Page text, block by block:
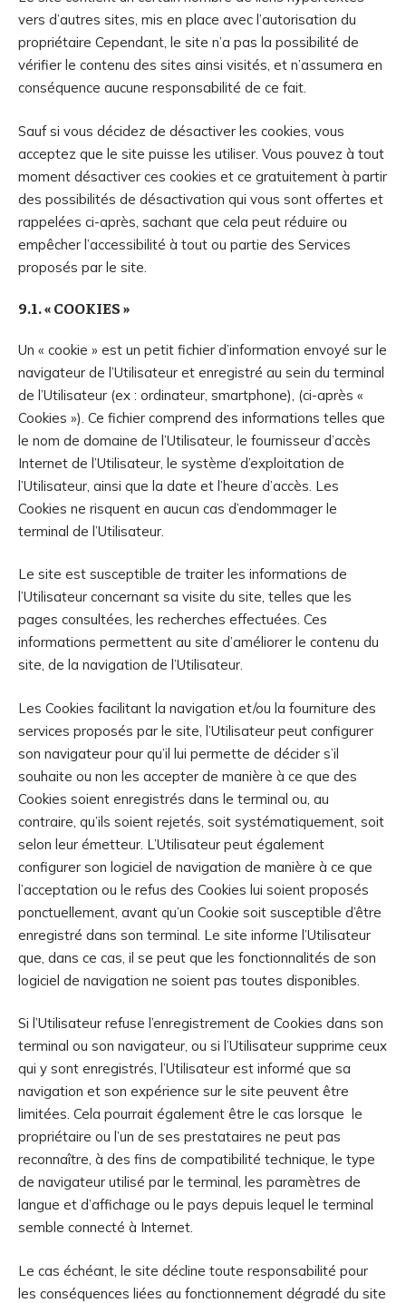
vers d’autres sites, mis en place avec l’autorisation du
propriétaire Cependant, le site n’a pas la possibilité de
vérifier le contenu des sites ainsi visités, et n’assumera en
conséquence aucune responsabilité de ce fait.
Sauf si vous décidez de désactiver les cookies, vous
acceptez que le site puisse les utiliser. Vous pouvez à tout
moment désactiver ces cookies et ce gratuitement à partir
des possibilités de désactivation qui vous sont offertes et
rappelées ci-après, sachant que cela peut réduire ou
empêcher l’accessibilité à tout ou partie des Services
proposés par le site.
9.1. « COOKIES »
Un « cookie » est un petit fichier d’information envoyé sur le
navigateur de l’Utilisateur et enregistré au sein du terminal
de l’Utilisateur (ex : ordinateur, smartphone), (ci-après «
Cookies »). Ce fichier comprend des informations telles que
le nom de domaine de l’Utilisateur, le fournisseur d’accès
Internet de l’Utilisateur, le système d’exploitation de
l’Utilisateur, ainsi que la date et l’heure d’accès. Les
Cookies ne risquent en aucun cas d’endommager le
terminal de l’Utilisateur.
Le site est susceptible de traiter les informations de
l’Utilisateur concernant sa visite du site, telles que les
pages consultées, les recherches effectuées. Ces
informations permettent au site d’améliorer le contenu du
site, de la navigation de l’Utilisateur.
Les Cookies facilitant la navigation et/ou la fourniture des
services proposés par le site, l’Utilisateur peut configurer
son navigateur pour qu’il lui permette de décider s’il
souhaite ou non les accepter de manière à ce que des
Cookies soient enregistrés dans le terminal ou, au
contraire, qu’ils soient rejetés, soit systématiquement, soit
selon leur émetteur. L’Utilisateur peut également
configurer son logiciel de navigation de manière à ce que
l’acceptation ou le refus des Cookies lui soient proposés
ponctuellement, avant qu’un Cookie soit susceptible d’être
enregistré dans son terminal. Le site informe l’Utilisateur
que, dans ce cas, il se peut que les fonctionnalités de son
logiciel de navigation ne soient pas toutes disponibles.
Si l’Utilisateur refuse l’enregistrement de Cookies dans son
terminal ou son navigateur, ou si l’Utilisateur supprime ceux
qui y sont enregistrés, l’Utilisateur est informé que sa
navigation et son expérience sur le site peuvent être
limitées. Cela pourrait également être le cas lorsque le
propriétaire ou l’un de ses prestataires ne peut pas
reconnaître, à des fins de compatibilité technique, le type
de navigateur utilisé par le terminal, les paramètres de
langue et d’affichage ou le pays depuis lequel le terminal
semble connecté à Internet.
Le cas échéant, le site décline toute responsabilité pour
les conséquences liées au fonctionnement dégradé du site